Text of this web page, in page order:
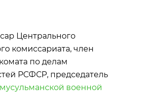
Центрального
комиссариата, член
по делам
РСФСР, председатель
военной